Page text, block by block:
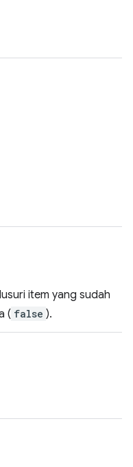
item yang sudah
( false ).